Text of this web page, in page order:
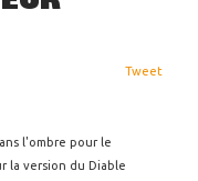
Tweet
l'ombre pour le
la version du Diable